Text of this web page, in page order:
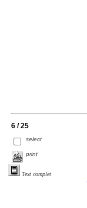
6 / 25
select
print
Text complet